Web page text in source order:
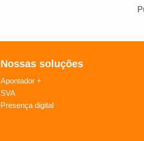
Nossas soluções
Apontador +
SVA
Presença digital